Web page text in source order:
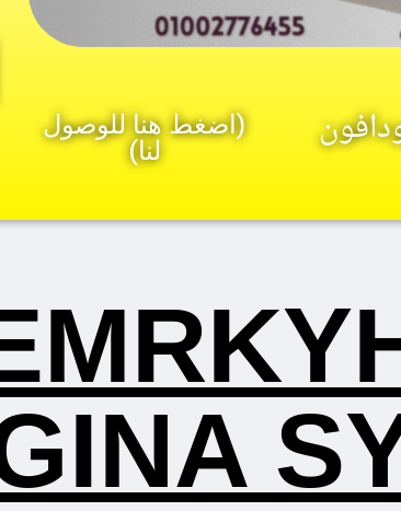
(اضغط هنا للوصول
لنا)